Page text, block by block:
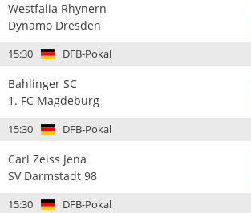
Westfalia Rhynern
Dynamo Dresden
15:30 DFB-Pokal
Bahlinger SC
1. FC Magdeburg
15:30 DFB-Pokal
Carl Zeiss Jena
SV Darmstadt 98
15:30 DFB-Pokal